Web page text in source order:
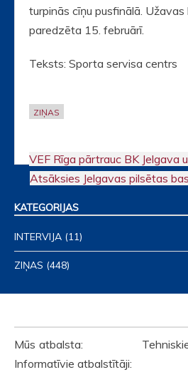
turpinās cīņu pusfinālā.
paredzēta 15. februārī.
Teksts: Sporta servisa centrs
ZIŅAS
Post
navigation
VEF Rīga pārtrauc BK Jelgava
Atsāksies Jelgavas pilsētas
KATEGORIJAS
INTERVIJA (11)
ZIŅAS (448)
Mūs atbalsta:
Informatīvie atbalstītāji: